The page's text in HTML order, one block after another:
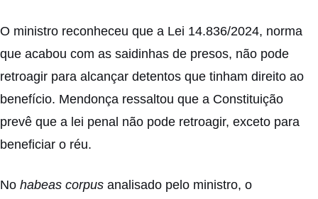
O ministro reconheceu que a Lei 14.836/2024, norma
que acabou com as saidinhas de presos, não pode
retroagir para alcançar detentos que tinham direito ao
benefício. Mendonça ressaltou que a Constituição
prevê que a lei penal não pode retroagir, exceto para
beneficiar o réu.
No habeas corpus analisado pelo ministro, o